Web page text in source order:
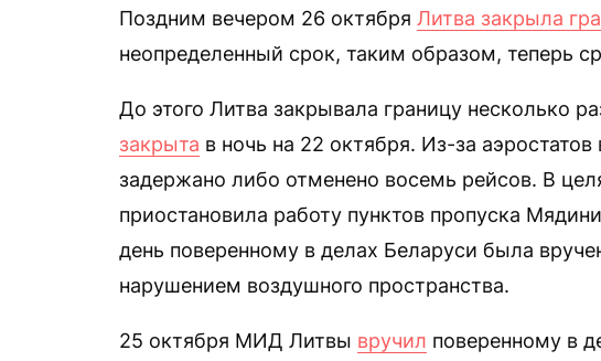
Поздним вечером 26 октября Литва закрыла
неопределенный срок, таким образом, теперь
До этого Литва закрывала границу несколько
закрыта в ночь на 22 октября. Из-за
задержано либо отменено восемь рейсов. В
приостановила работу пунктов пропуска
день поверенному в делах Беларуси была
нарушением воздушного пространства.
25 октября МИД Литвы вручил поверенному в